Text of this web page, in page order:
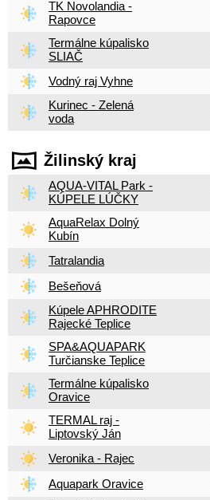
TK Novolandia -
Rapovce
Termálne kúpalisko
SLIAČ
Vodný raj Vyhne
Kurinec - Zelená
voda
Žilinský kraj
AQUA-VITAL Park -
KÚPELE LÚČKY
AquaRelax Dolný
Kubín
Tatralandia
Bešeňová
Kúpele APHRODITE
Rajecké Teplice
SPA&AQUAPARK
Turčianske Teplice
Termálne kúpalisko
Oravice
TERMAL raj -
Liptovský Ján
Veronika - Rajec
Aquapark Oravice